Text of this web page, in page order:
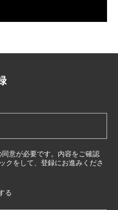
同意が必要です。内容をご確認
クをして、登録にお進みくださ
る